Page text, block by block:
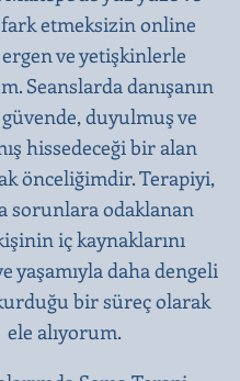
etmeksizin online
ve yetişkinlerle
Seanslarda danışanın
duyulmuş ve
hissedeceği bir alan
önceliğimdir. Terapiyi,
sorunlara odaklanan
iç kaynaklarını
yaşamıyla daha dengeli
bir süreç olarak
ele alıyorum.